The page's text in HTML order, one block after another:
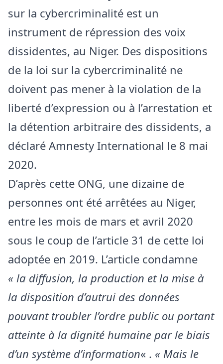
sur la cybercriminalité est un
instrument de répression des voix
dissidentes, au Niger. Des dispositions
de la loi sur la cybercriminalité ne
doivent pas mener à la violation de la
liberté d’expression ou à l’arrestation et
la détention arbitraire des dissidents, a
déclaré Amnesty International le 8 mai
2020.
D’après cette ONG, une dizaine de
personnes ont été arrêtées au Niger,
entre les mois de mars et avril 2020
sous le coup de l’article 31 de cette loi
adoptée en 2019. L’article condamne
« la diffusion, la production et la mise à
la disposition d’autrui des données
pouvant troubler l’ordre public ou portant
atteinte à la dignité humaine par le biais
d’un système d’information« . « Mais le